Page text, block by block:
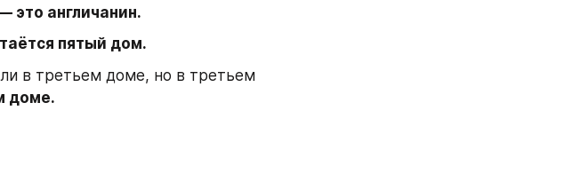
это англичанин.
пятый дом.
в третьем доме, но в третьем
доме.